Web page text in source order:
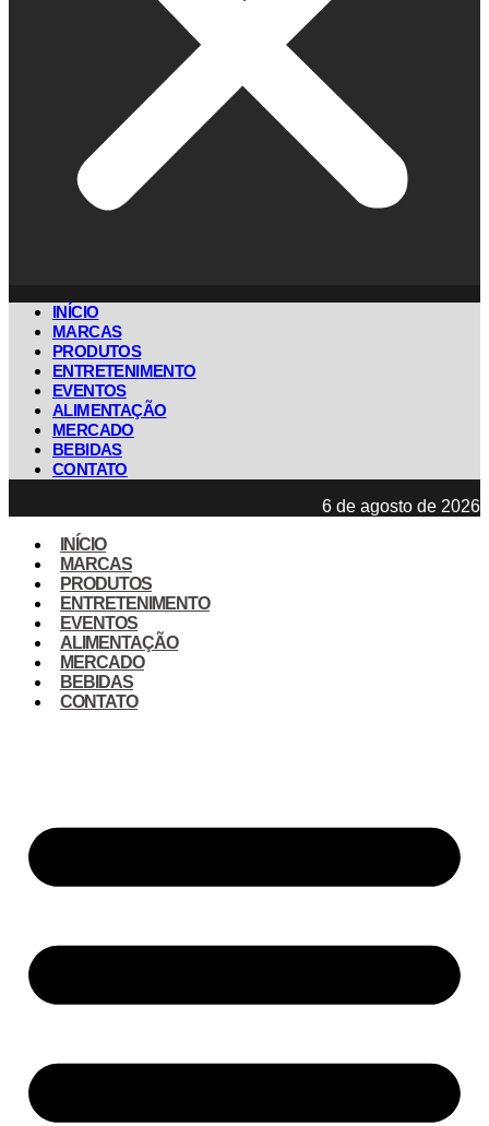
INÍCIO
MARCAS
PRODUTOS
ENTRETENIMENTO
EVENTOS
ALIMENTAÇÃO
MERCADO
BEBIDAS
CONTATO
6 de agosto de 2026
INÍCIO
MARCAS
PRODUTOS
ENTRETENIMENTO
EVENTOS
ALIMENTAÇÃO
MERCADO
BEBIDAS
CONTATO